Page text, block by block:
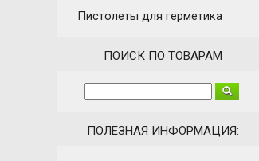
Пистолеты для герметика
ПОИСК ПО ТОВАРАМ
ПОЛЕЗНАЯ ИНФОРМАЦИЯ: